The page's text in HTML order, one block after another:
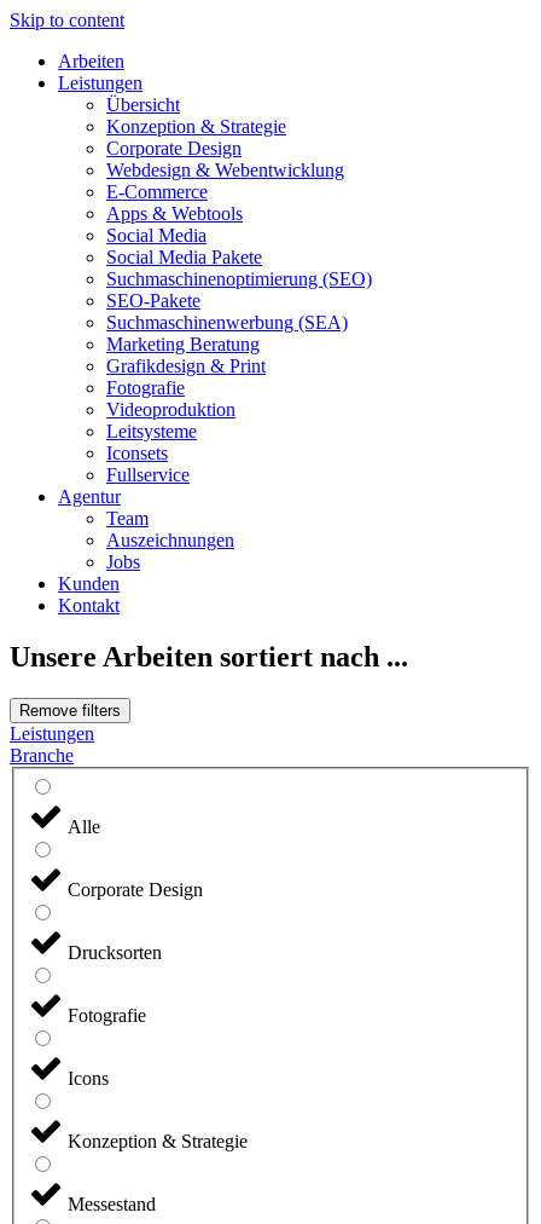
Skip to content
Arbeiten
Leistungen
Übersicht
Konzeption & Strategie
Corporate Design
Webdesign & Webentwicklung
E-Commerce
Apps & Webtools
Social Media
Social Media Pakete
Suchmaschinenoptimierung (SEO)
SEO-Pakete
Suchmaschinenwerbung (SEA)
Marketing Beratung
Grafikdesign & Print
Fotografie
Videoproduktion
Leitsysteme
Iconsets
Fullservice
Agentur
Team
Auszeichnungen
Jobs
Kunden
Kontakt
Unsere Arbeiten sortiert nach ...
Remove filters
Leistungen
Branche
Alle
Corporate Design
Drucksorten
Fotografie
Icons
Konzeption & Strategie
Messestand